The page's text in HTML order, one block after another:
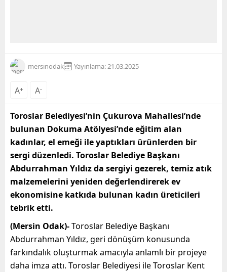
mersinodak Yayınlama: 21.03.2025
A+ A-
Toroslar Belediyesi’nin Çukurova Mahallesi’nde
bulunan Dokuma Atölyesi’nde eğitim alan
kadınlar, el emeği ile yaptıkları ürünlerden bir
sergi düzenledi. Toroslar Belediye Başkanı
Abdurrahman Yıldız da sergiyi gezerek, temiz atık
malzemelerini yeniden değerlendirerek ev
ekonomisine katkıda bulunan kadın üreticileri
tebrik etti.
(Mersin Odak)-Toroslar Belediye Başkanı
Abdurrahman Yıldız, geri dönüşüm konusunda
farkındalık oluşturmak amacıyla anlamlı bir projeye
daha imza attı. Toroslar Belediyesi ile Toroslar Kent